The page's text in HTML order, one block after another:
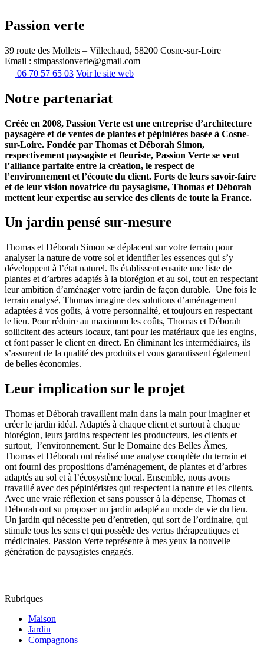
Passion verte
39 route des Mollets – Villechaud, 58200 Cosne-sur-Loire
Email : simpassionverte@gmail.com
06 70 57 65 03 Voir le site web
Notre partenariat
Créée en 2008, Passion Verte est une entreprise d’architecture
paysagère et de ventes de plantes et pépinières basée à Cosne-
sur-Loire. Fondée par Thomas et Déborah Simon,
respectivement paysagiste et fleuriste, Passion Verte se veut
l’alliance parfaite entre la création, le respect de
l’environnement et l’écoute du client. Forts de leurs savoir-faire
et de leur vision novatrice du paysagisme, Thomas et Déborah
mettent leur expertise au service des clients de toute la France.
Un jardin pensé sur-mesure
Thomas et Déborah Simon se déplacent sur votre terrain pour
analyser la nature de votre sol et identifier les essences qui s’y
développent à l’état naturel. Ils établissent ensuite une liste de
plantes et d’arbres adaptés à la biorégion et au sol, tout en respectant
leur ambition d’aménager votre jardin de façon durable. Une fois le
terrain analysé, Thomas imagine des solutions d’aménagement
adaptées à vos goûts, à votre personnalité, et toujours en respectant
le lieu. Pour réduire au maximum les coûts, Thomas et Déborah
sollicitent des acteurs locaux, tant pour les matériaux que les engins,
et font passer le client en direct. En éliminant les intermédiaires, ils
s’assurent de la qualité des produits et vous garantissent également
de belles économies.
Leur implication sur le projet
Thomas et Déborah travaillent main dans la main pour imaginer et
créer le jardin idéal. Adaptés à chaque client et surtout à chaque
biorégion, leurs jardins respectent les producteurs, les clients et
surtout, l’environnement. Sur le Domaine des Belles Âmes,
Thomas et Déborah ont réalisé une analyse complète du terrain et
ont fourni des propositions d'aménagement, de plantes et d’arbres
adaptés au sol et à l’écosystème local. Ensemble, nous avons
travaillé avec des pépiniéristes qui respectent la nature et les clients.
Avec une vraie réflexion et sans pousser à la dépense, Thomas et
Déborah ont su proposer un jardin adapté au mode de vie du lieu.
Un jardin qui nécessite peu d’entretien, qui sort de l’ordinaire, qui
stimule tous les sens et qui possède des vertus thérapeutiques et
médicinales. Passion Verte représente à mes yeux la nouvelle
génération de paysagistes engagés.
Rubriques
Maison
Jardin
Compagnons